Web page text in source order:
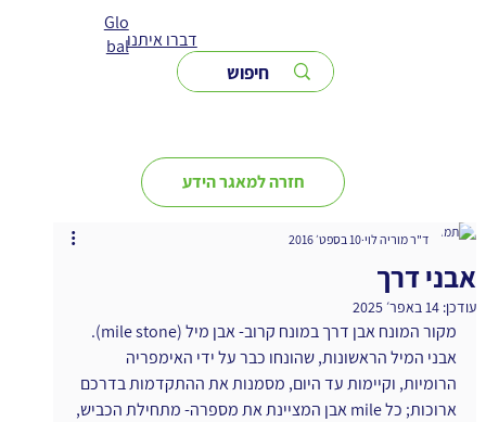
דברו איתנו
Glo
bal
חזרה למאגר הידע
אבני דרך
ד"ר מוריה לוי 10 בספט׳ 2016
עודכן: 14 באפר׳ 2025
מקור המונח אבן דרך במונח קרוב- אבן מיל (mile stone).
אבני המיל הראשונות, שהונחו כבר על ידי האימפריה
הרומיות, וקיימות עד היום, מסמנות את ההתקדמות בדרכם
ארוכות; כל mile אבן המציינת את מספרה- מתחילת הכביש,